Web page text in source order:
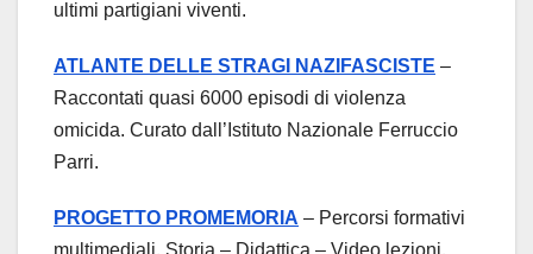
ultimi partigiani viventi.
ATLANTE DELLE STRAGI NAZIFASCISTE –
Raccontati quasi 6000 episodi di violenza
omicida. Curato dall’Istituto Nazionale Ferruccio
Parri.
PROGETTO PROMEMORIA – Percorsi formativi